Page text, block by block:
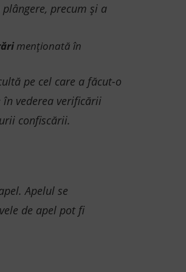
precum și a
menționată în
pe cel care a făcut-o
în vederea verificării
confiscării.
Apelul se
de apel pot fi